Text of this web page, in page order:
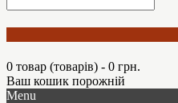
0 товар (товарів) - 0 грн.
Ваш кошик порожній
Menu